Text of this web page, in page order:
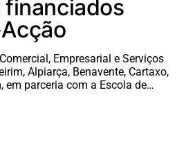
Empresarial e Serviços
Alpiarça, Benavente, Cartaxo,
em parceria com a Escola de…